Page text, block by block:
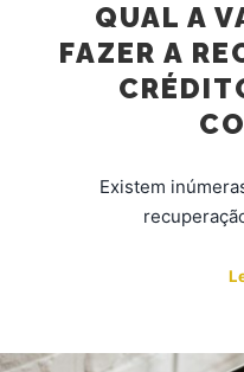
QUAL A
FAZER A
Existem